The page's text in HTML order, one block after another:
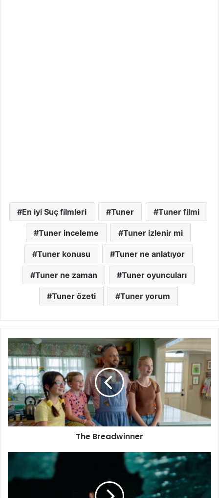
En iyi Suç filmleri Tuner Tuner filmi
Tuner inceleme Tuner izlenir mi
Tuner konusu Tuner ne anlatıyor
Tuner ne zaman Tuner oyuncuları
Tuner özeti Tuner yorum
The
Breadwinner
The Breadwinner